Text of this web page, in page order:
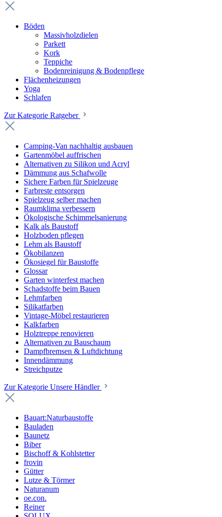
Böden
Massivholzdielen
Parkett
Kork
Teppiche
Bodenreinigung & Bodenpflege
Flächenheizungen
Yoga
Schlafen
Zur Kategorie Ratgeber
Camping-Van nachhaltig ausbauen
Gartenmöbel auffrischen
Alternativen zu Silikon und Acryl
Dämmung aus Schafwolle
Sichere Farben für Spielzeuge
Farbreste entsorgen
Spielzeug selber machen
Raumklima verbessern
Ökologische Schimmelsanierung
Kalk als Baustoff
Holzboden pflegen
Lehm als Baustoff
Ökobilanzen
Ökosiegel für Baustoffe
Glossar
Garten winterfest machen
Schadstoffe beim Bauen
Lehmfarben
Silikatfarben
Vintage-Möbel restaurieren
Kalkfarben
Holztreppe renovieren
Alternativen zu Bauschaum
Dampfbremsen & Luftdichtung
Innendämmung
Streichputze
Zur Kategorie Unsere Händler
Bauart:Naturbaustoffe
Bauladen
Baunetz
Biber
Bischoff & Kohlstetter
frovin
Gütter
Lutze & Törmer
Naturanum
oe.con.
Reiner